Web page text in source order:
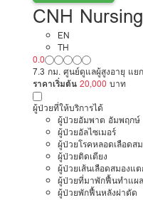
CNH
รัชดาภิเษก 32
EN
TH
0.0
7.3 กม. ศูนย์ดูแลผู้สูงอายุ แย
ราคาเริ่มต้น 20,000 บาท
ผู้ป่วยที่ให้บริการได้
ผู้ป่วยอัมพาต อัมพฤกษ์
ผู้ป่วยอัลไซเมอร์
ผู้ป่วยโรคหลอดเลือดส
ผู้ป่วยติดเตียง
ผู้ป่วยเส้นเลือดสมองแ
ผู้ป่วยที่มาพักฟื้นทำแผ
ผู้ป่วยพักฟื้นหลังผ่าตัด